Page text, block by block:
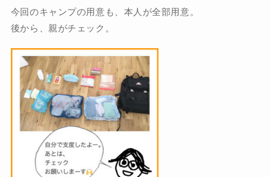
今回のキャンプの用意も、本人が全部用意。
後から、親がチェック。